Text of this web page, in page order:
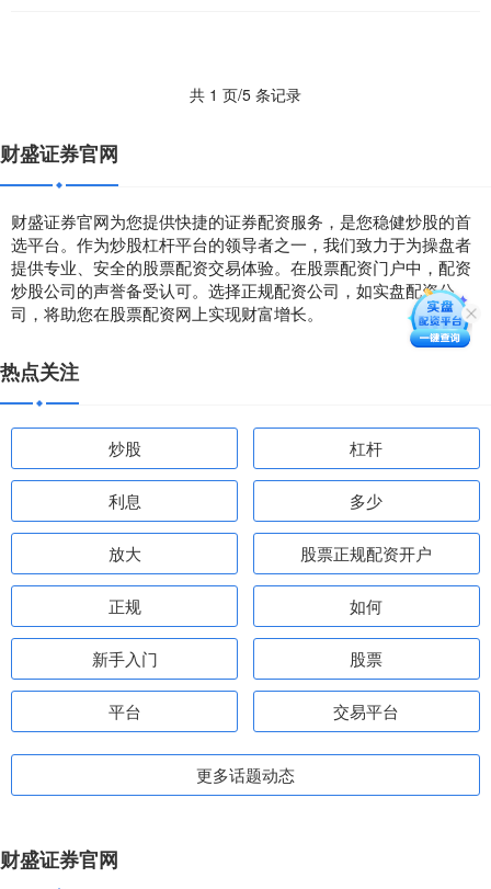
共 1 页/5 条记录
财盛证券官网
财盛证券官网为您提供快捷的证券配资服务，是您稳健炒股的首
选平台。作为炒股杠杆平台的领导者之一，我们致力于为操盘者
提供专业、安全的股票配资交易体验。在股票配资门户中，配资
炒股公司的声誉备受认可。选择正规配资公司，如实盘配资公
司，将助您在股票配资网上实现财富增长。
热点关注
炒股 杠杆
利息 多少
放大 股票正规配资开户
正规 如何
新手入门 股票
平台 交易平台
更多话题动态
财盛证券官网